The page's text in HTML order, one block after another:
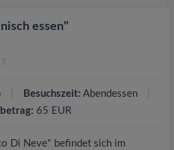
essen"
Besuchszeit: Abendessen
65 EUR
Di Neve" befindet sich im